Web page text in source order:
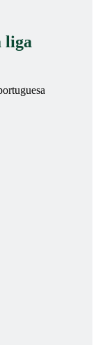
liga